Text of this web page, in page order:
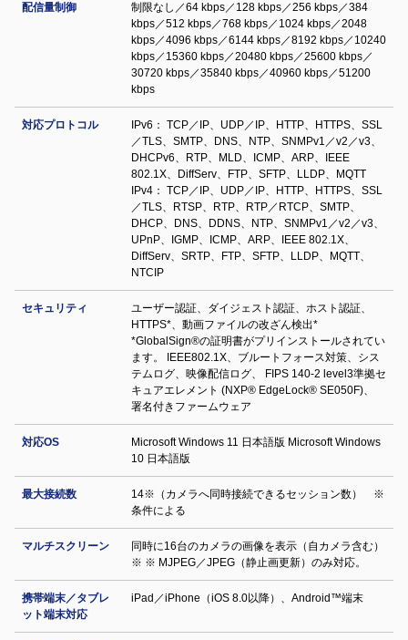
配信量制御
制限なし／64 kbps／128 kbps／256 kbps／384
kbps／512 kbps／768 kbps／1024 kbps／2048
kbps／4096 kbps／6144 kbps／8192 kbps／10240
kbps／15360 kbps／20480 kbps／25600 kbps／
30720 kbps／35840 kbps／40960 kbps／51200
kbps
対応プロトコル
IPv6： TCP／IP、UDP／IP、HTTP、HTTPS、SSL
／TLS、SMTP、DNS、NTP、SNMPv1／v2／v3、
DHCPv6、RTP、MLD、ICMP、ARP、IEEE
802.1X、DiffServ、FTP、SFTP、LLDP、MQTT
IPv4： TCP／IP、UDP／IP、HTTP、HTTPS、SSL
／TLS、RTSP、RTP、RTP／RTCP、SMTP、
DHCP、DNS、DDNS、NTP、SNMPv1／v2／v3、
UPnP、IGMP、ICMP、ARP、IEEE 802.1X、
DiffServ、SRTP、FTP、SFTP、LLDP、MQTT、
NTCIP
セキュリティ
ユーザー認証、ダイジェスト認証、ホスト認証、
HTTPS*、動画ファイルの改ざん検出*
*GlobalSign®の証明書がプリインストールされてい
ます。 IEEE802.1X、ブルートフォース対策、シス
テムログ、映像配信ログ、 FIPS 140-2 level3準拠セ
キュアエレメント (NXP® EdgeLock® SE050F)、
署名付きファームウェア
対応OS
Microsoft Windows 11 日本語版 Microsoft Windows
10 日本語版
最大接続数
14※（カメラへ同時接続できるセッション数） ※
条件による
マルチスクリーン
同時に16台のカメラの画像を表示（自カメラ含む）
※ ※ MJPEG／JPEG（静止画更新）のみ対応。
携帯端末／タブレ
ット端末対応
iPad／iPhone（iOS 8.0以降）、Android™端末